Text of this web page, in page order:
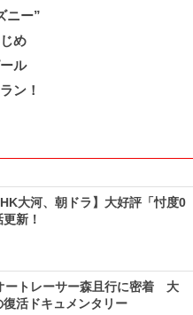
ニー”
め
ル
ン！
大河、朝ドラ】大好評「忖度0
新！
ートレーサー森且行に密着 大
活ドキュメンタリー